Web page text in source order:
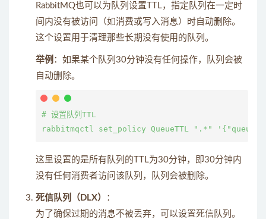
RabbitMQ也可以为队列设置TTL，指定队列在一定时
间内没有被访问（如消费或写入消息）时自动删除。
这个设置用于清理那些长期没有使用的队列。
举例 ：如果某个队列30分钟没有任何操作，队列会被
自动删除。
# 设置队列TTL
这里设置的是所有队列的TTL为30分钟，即30分钟内
没有任何消费者访问该队列，队列会被删除。
死信队列（DLX）
：
为了确保过期的消息不被丢弃，可以设置死信队列。